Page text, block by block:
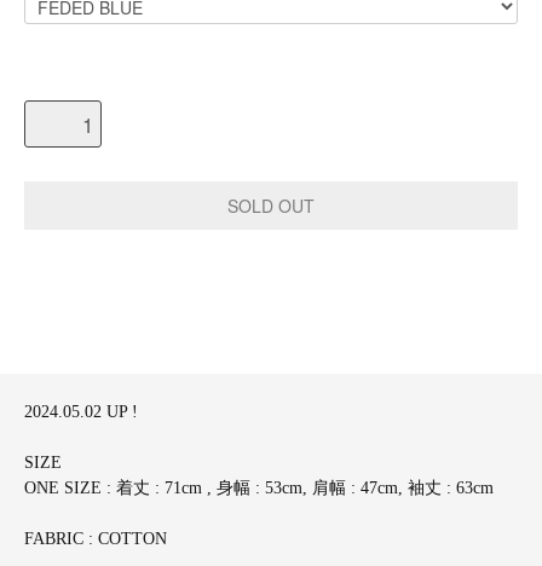
2024.05.02 UP !
SIZE
ONE SIZE : 着丈 : 71cm , 身幅 : 53cm, 肩幅 : 47cm, 袖丈 : 63cm
FABRIC : COTTON